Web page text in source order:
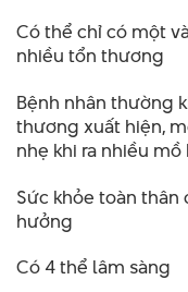
Có thể chỉ có một
nhiều tổn thương
Bệnh nhân thường
thương xuất hiện,
nhẹ khi ra nhiều mồ
Sức khỏe toàn thân
hưởng
Có 4 thể lâm sàng